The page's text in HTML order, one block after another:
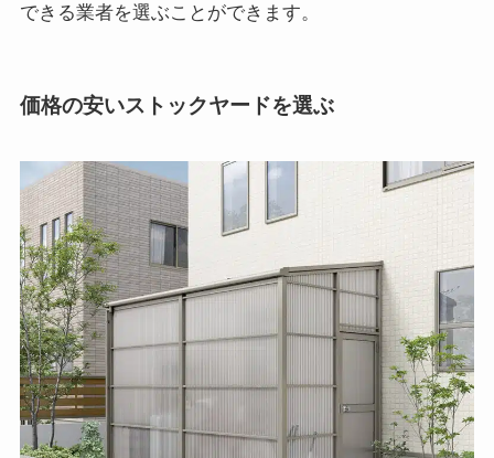
できる業者を選ぶことができます。
価格の安いストックヤードを選ぶ